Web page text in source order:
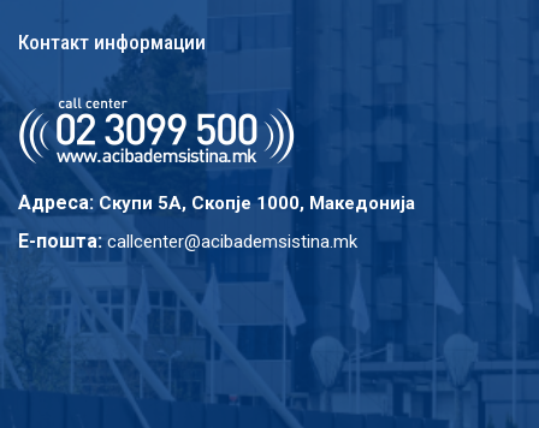
Контакт информации
Адреса: Скупи 5A, Скопје 1000, Македонија
E-пошта: callcenter@acibademsistina.mk